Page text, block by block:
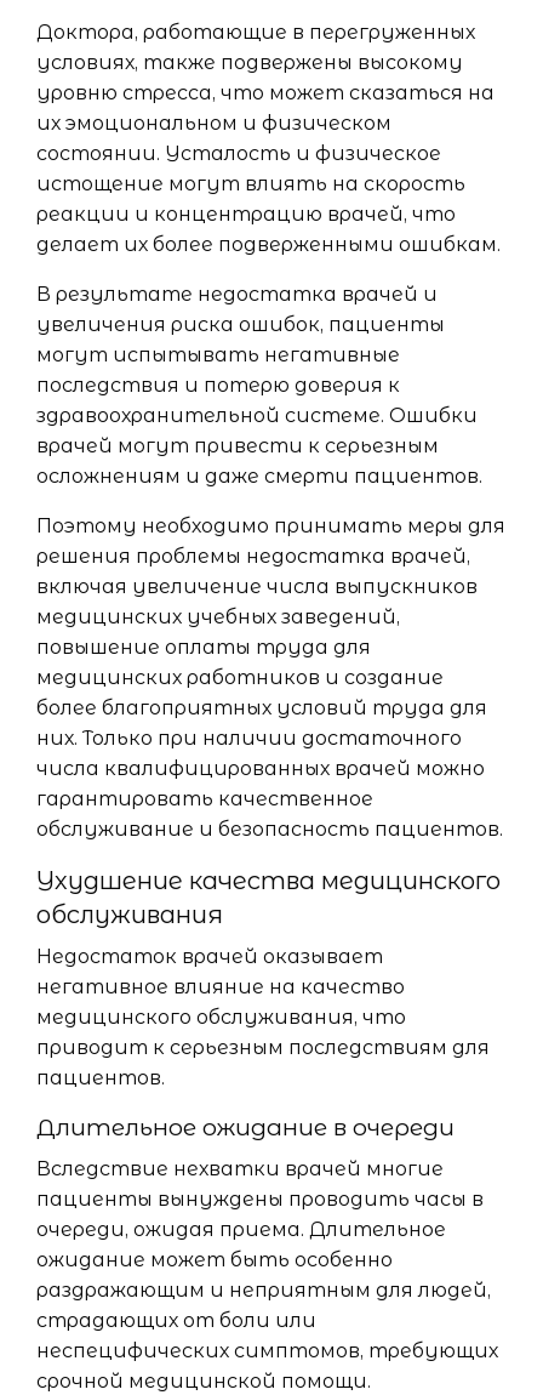
Доктора, работающие в перегруженных
условиях, также подвержены высокому
уровню стресса, что может сказаться на
их эмоциональном и физическом
состоянии. Усталость и физическое
истощение могут влиять на скорость
реакции и концентрацию врачей, что
делает их более подверженными ошибкам.
В результате недостатка врачей и
увеличения риска ошибок, пациенты
могут испытывать негативные
последствия и потерю доверия к
здравоохранительной системе. Ошибки
врачей могут привести к серьезным
осложнениям и даже смерти пациентов.
Поэтому необходимо принимать меры для
решения проблемы недостатка врачей,
включая увеличение числа выпускников
медицинских учебных заведений,
повышение оплаты труда для
медицинских работников и создание
более благоприятных условий труда для
них. Только при наличии достаточного
числа квалифицированных врачей можно
гарантировать качественное
обслуживание и безопасность пациентов.
Ухудшение качества медицинского
обслуживания
Недостаток врачей оказывает
негативное влияние на качество
медицинского обслуживания, что
приводит к серьезным последствиям для
пациентов.
Длительное ожидание в очереди
Вследствие нехватки врачей многие
пациенты вынуждены проводить часы в
очереди, ожидая приема. Длительное
ожидание может быть особенно
раздражающим и неприятным для людей,
страдающих от боли или
неспецифических симптомов, требующих
срочной медицинской помощи.